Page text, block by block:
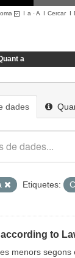
I a ·A I CercarI
a
dades
Etiquetes:
to
menors